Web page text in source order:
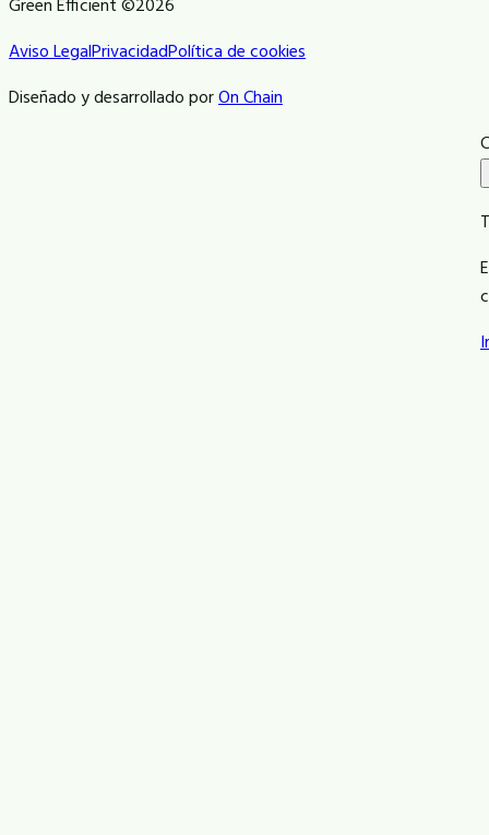
Green Efficient ©2026
Aviso LegalPrivacidadPolítica de cookies
Diseñado y desarrollado porOn Chain